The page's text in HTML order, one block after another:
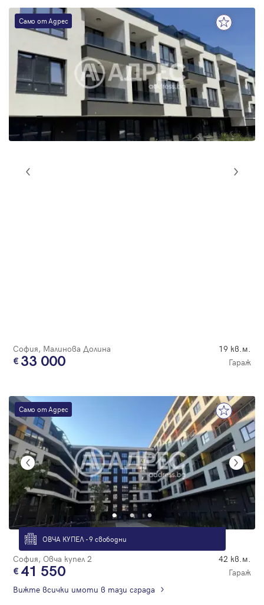
Само от Адрес
София, Малинова Долина 19 кв.м.
33 000 Гараж
Само от Адрес
ОВЧА КУПЕЛ - 9 свободни
София, Овча купел 2 42 кв.м.
41 550
Гараж
Вижте всички имоти в тази сграда